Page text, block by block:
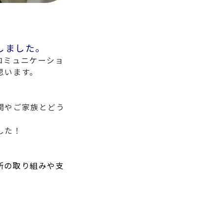
した。
ュニケーショ
ます。
ご家族とどう
！
取り組みや支